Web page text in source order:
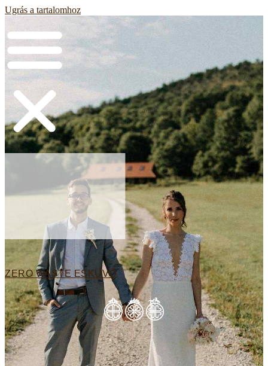
Ugrás a tartalomhoz
ZERO WASTE ESKÜVŐ